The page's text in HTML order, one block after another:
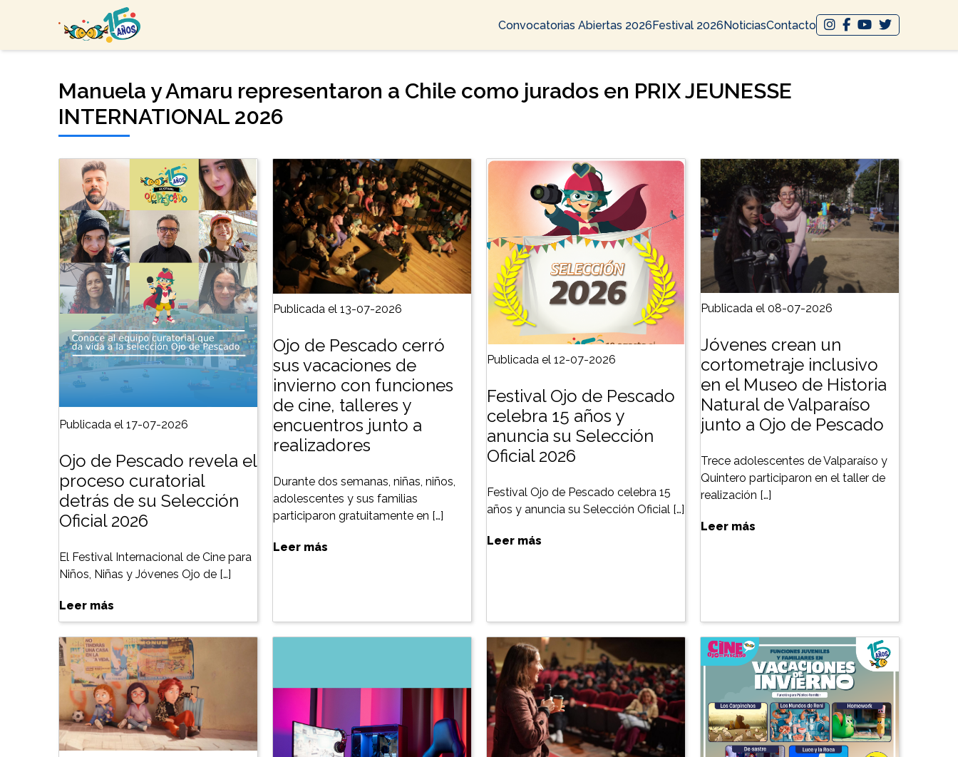
Convocatorias Abiertas 2026Festival 2026NoticiasContacto
Manuela y Amaru representaron a Chile como jurados en PRIX JEUNESSE
INTERNATIONAL 2026
Publicada el 17-07-2026
Ojo de Pescado revela el
proceso curatorial
detrás de su Selección
Oficial 2026
El Festival Internacional de Cine para
Niños, Niñas y Jóvenes Ojo de […]
Leer más
Publicada el 13-07-2026
Ojo de Pescado cerró
sus vacaciones de
invierno con funciones
de cine, talleres y
encuentros junto a
realizadores
Durante dos semanas, niñas, niños,
adolescentes y sus familias
participaron gratuitamente en […]
Leer más
Publicada el 12-07-2026
Festival Ojo de Pescado
celebra 15 años y
anuncia su Selección
Oficial 2026
Festival Ojo de Pescado celebra 15
años y anuncia su Selección Oficial […]
Leer más
Publicada el 08-07-2026
Jóvenes crean un
cortometraje inclusivo
en el Museo de Historia
Natural de Valparaíso
junto a Ojo de Pescado
Trece adolescentes de Valparaíso y
Quintero participaron en el taller de
realización […]
Leer más